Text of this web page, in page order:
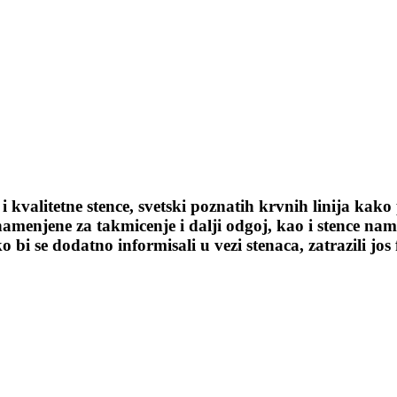
kvalitetne stence, svetski poznatih krvnih linija
za takmicenje i dalji odgoj, kao i stence
bi se dodatno informisali u vezi stenaca, zatrazili